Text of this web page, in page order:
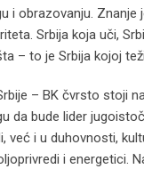
i obrazovanju. Znanje
Srbija koja uči,
– to je Srbija kojoj
– BK čvrsto stoji
da bude lider
već i u duhovnosti,
i energetici.